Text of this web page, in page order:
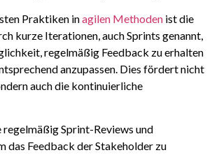
Praktiken inagilen Methoden ist die
kurze Iterationen, auch Sprints genannt,
regelmäßig Feedback zu erhalten
anzupassen. Dies fördert nicht
auch die kontinuierliche
regelmäßig Sprint-Reviews und
das Feedback der Stakeholder zu